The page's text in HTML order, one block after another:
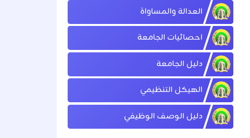
العدالة والمساواة
احصائيات الجامعة
دليل الجامعة
الهيكل التنظيمي
دليل الوصف الوظيفي